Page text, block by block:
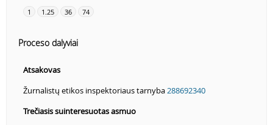
1 1.25 36 74
Proceso dalyviai
Atsakovas
Žurnalistų etikos inspektoriaus tarnyba 288692340
Trečiasis suinteresuotas asmuo